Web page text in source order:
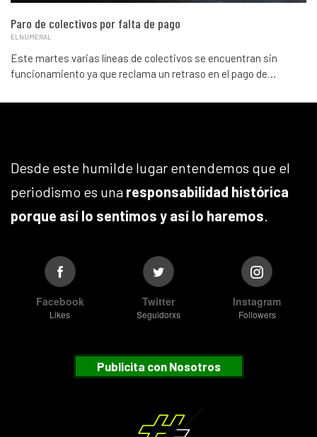
Paro de colectivos por falta de pago
ELNUMERAL
Este martes varias líneas de colectivos se encuentran sin
funcionamiento ya que reclama un retraso en el pago de…
Desde este humilde lugar entendemos que el
periodismo es una responsabilidad histórica
porque así lo sentimos y así lo haremos.
Facebook
Likes
Twitter
Seguidorxs
Instagram
Followers
Publicita con Nosotros